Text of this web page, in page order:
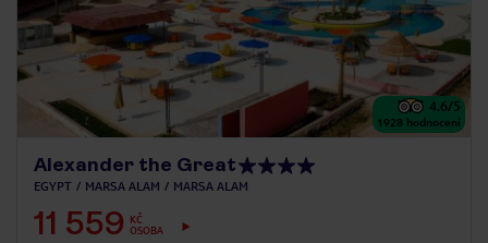
4.6/5
1928 hodnocení
Alexander the Great
EGYPT MARSA ALAM MARSA ALAM
11 559
KČ
OSOBA